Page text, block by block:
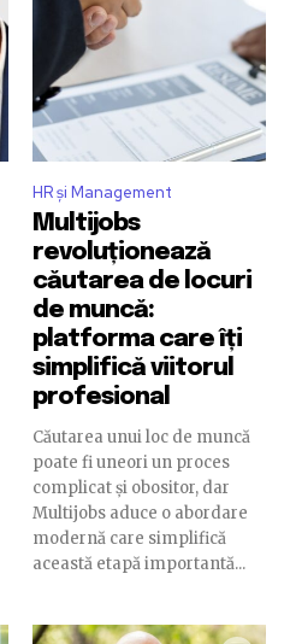
HR și Management
Multijobs
revoluționează
căutarea de locuri
de muncă:
platforma care îți
simplifică viitorul
profesional
Căutarea unui loc de muncă
poate fi uneori un proces
complicat și obositor, dar
Multijobs aduce o abordare
modernă care simplifică
această etapă importantă...